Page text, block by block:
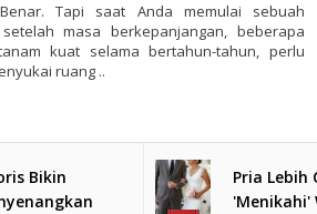
Tapi saat Anda memulai sebuah
masa berkepanjangan, beberapa
kuat selama bertahun-tahun, perlu
ruang ..
Bikin
Pria Lebih
'Menikahi'